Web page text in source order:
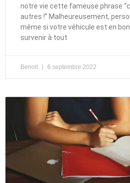
notre vie cette fameuse phrase
autres !” Malheureusement,
même si votre véhicule est en
survenir à tout
Benoit 6 septembre 2022